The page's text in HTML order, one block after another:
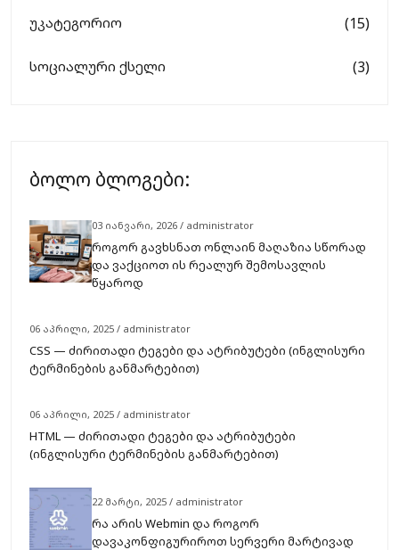
უკატეგორიო (15)
სოციალური ქსელი (3)
ბოლო ბლოგები:
03 იანვარი, 2026 / administrator
როგორ გავხსნათ ონლაინ მაღაზია სწორად
და ვაქციოთ ის რეალურ შემოსავლის
წყაროდ
06 აპრილი, 2025 / administrator
CSS — ძირითადი ტეგები და ატრიბუტები (ინგლისური
ტერმინების განმარტებით)
06 აპრილი, 2025 / administrator
HTML — ძირითადი ტეგები და ატრიბუტები
(ინგლისური ტერმინების განმარტებით)
22 მარტი, 2025 / administrator
რა არის Webmin და როგორ
დავაკონფიგურიროთ სერვერი მარტივად